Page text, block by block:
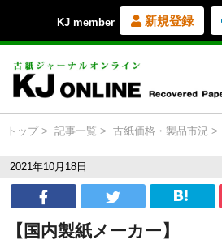
KJ member 新規登録
トップ 記事一覧 古紙価格・製品市況
2021年10月18日
【国内製紙メーカー】